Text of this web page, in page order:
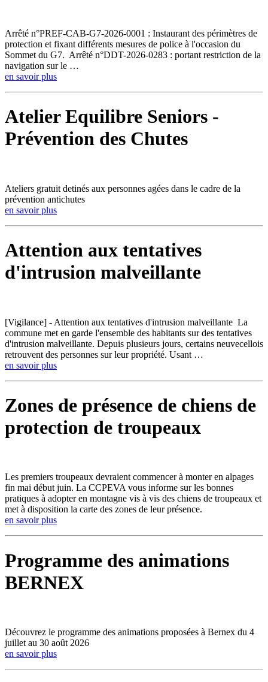
Arrêté n°PREF-CAB-G7-2026-0001 : Instaurant des périmètres de
protection et fixant différents mesures de police à l'occasion du
Sommet du G7. Arrêté n°DDT-2026-0283 : portant restriction de la
navigation sur le …
en savoir plus
Atelier Equilibre Seniors -
Prévention des Chutes
Ateliers gratuit detinés aux personnes agées dans le cadre de la
prévention antichutes
en savoir plus
Attention aux tentatives
d'intrusion malveillante
[Vigilance] - Attention aux tentatives d'intrusion malveillante La
commune met en garde l'ensemble des habitants sur des tentatives
d'intrusion malveillante. Depuis plusieurs jours, certains neuvecellois
retrouvent des personnes sur leur propriété. Usant …
en savoir plus
Zones de présence de chiens de
protection de troupeaux
Les premiers troupeaux devraient commencer à monter en alpages
fin mai début juin. La CCPEVA vous informe sur les bonnes
pratiques à adopter en montagne vis à vis des chiens de troupeaux et
met à disposition la carte des zones de leur présence.
en savoir plus
Programme des animations
BERNEX
Découvrez le programme des animations proposées à Bernex du 4
juillet au 30 août 2026
en savoir plus